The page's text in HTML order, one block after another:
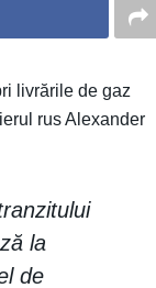
livrările de gaz
rus Alexander
la
de